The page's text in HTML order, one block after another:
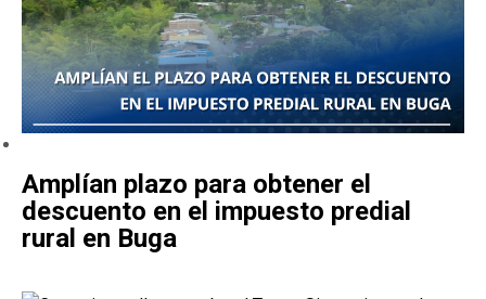
Amplían plazo para obtener el
descuento en el impuesto predial
rural en Buga